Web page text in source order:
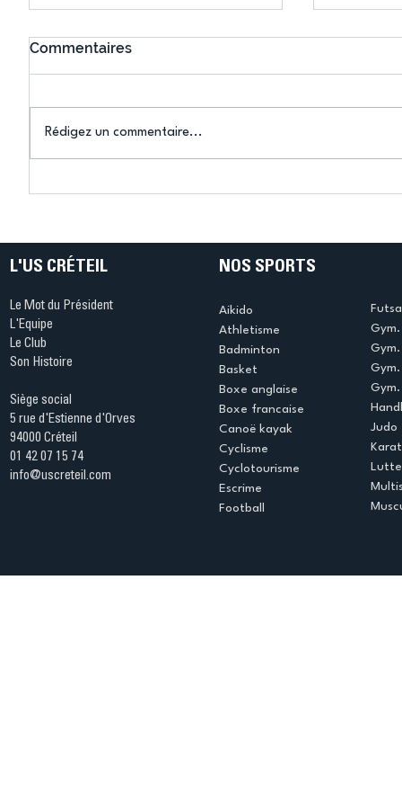
Ping ? Quand le tennis de
termine
Commentaires
Rédigez un commentaire...
L'US CRÉTEIL
Le Mot du Président
L'Equipe
Le Club
Son Histoire
Siège social
5 rue d'Estienne d'Orves
94000 Créteil
01 42 07 15 74
info@uscreteil.com
NOS SPORTS
Aikido
Athletisme
Badminton
Basket
Boxe anglaise
Boxe francaise
Canoë kayak
Cyclisme
Cyclotourisme
Escrime
Football
Judo
Lutte